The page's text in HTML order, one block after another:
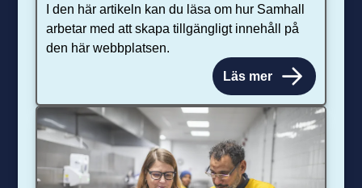
I den här artikeln kan du läsa om hur Samhall
arbetar med att skapa tillgängligt innehåll på
den här webbplatsen.
Läs mer